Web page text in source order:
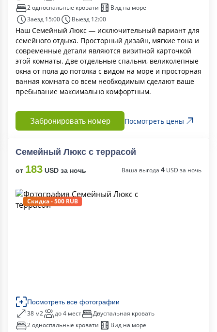
2 односпальные кровати
Вид на море
Заезд 15:00
Выезд 12:00
Наш Семейный Люкс — исключительный вариант для
семейного отдыха. Просторный дизайн, мягкие тона и
современные детали являются визитной карточкой
этой комнаты. Две отдельные спальни, великолепные
окна от пола до потолка с видом на море и просторная
ванная комната со всем необходимым сделают ваше
пребывание максимально комфортным.
Забронировать номер Посмотреть цены
Семейный Люкс с террасой
от 183 USD за ночь Ваша выгода 4 USD за ночь
Скидка - 500 RUB
Посмотреть все фотографии
38 м2 до 4 мест
Двуспальная кровать
2 односпальные кровати
Вид на море